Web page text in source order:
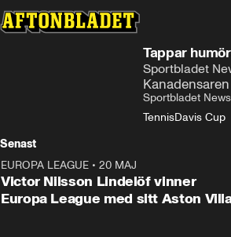
Tappar
Sportbladet
Sportbladet News
TennisDavis Cup
Senast
EUROPA LEAGUE • 20 MAJ
Victor Nilsson Lindelöf vinner
Europa League med sitt Aston